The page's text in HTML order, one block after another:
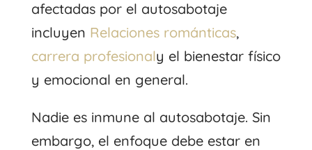
afectadas por el autosabotaje
incluyen Relaciones románticas,
carrera profesionaly el bienestar físico
y emocional en general.
Nadie es inmune al autosabotaje. Sin
embargo, el enfoque debe estar en